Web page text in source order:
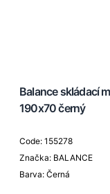
Balance skládací
190x70 černý
Code: 155278
Značka: BALANCE
Barva: Černá